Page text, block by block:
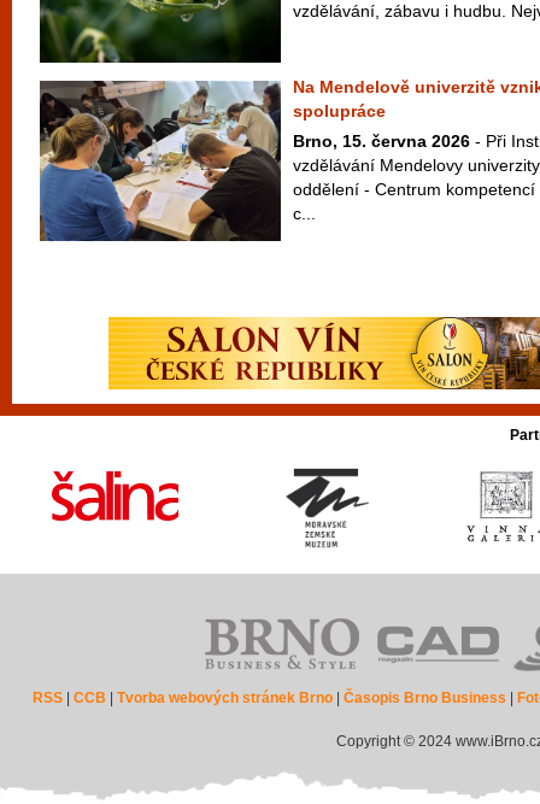
vzdělávání, zábavu i hudbu.
Na Mendelově univerzitě
spolupráce
Brno, 15. června 2026 - Při
vzdělávání Mendelovy
oddělení - Centrum
c...
RSS |CCB |Tvorba webových stránek Brno |Časopis Brno Business
Copyright © 2024